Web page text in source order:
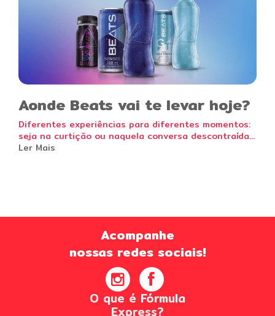
Aonde Beats vai te levar hoje?
Diferentes experiências para diferentes momentos:
seja na curtição ou naquela conversa descontraída...
Ler Mais
Acompanhe
nossas redes sociais!
O que é Fórmula
Express?